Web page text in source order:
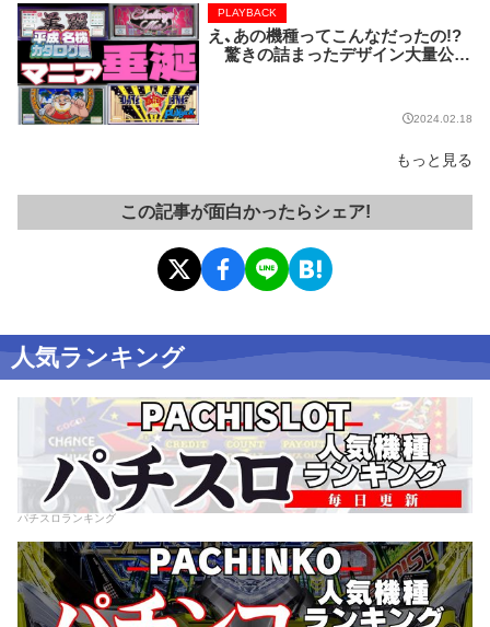
え、あの機種ってこんなだったの!?
驚きの詰まったデザイン大量公
PLAYBACK
2024.02.18
もっと見る
この記事が面白かったらシェア!
人気ランキング
パチスロランキング